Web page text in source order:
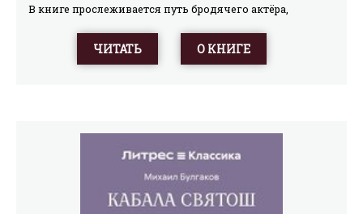
В книге прослеживается путь бродячего актёра,
комедий, сквозь триумфы и преследования, дворцовые
интриги и цензурные запреты. Это история о гении и
ЧИТАТЬ О КНИГЕ